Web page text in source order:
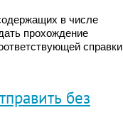
в числе
прохождение
справки
без